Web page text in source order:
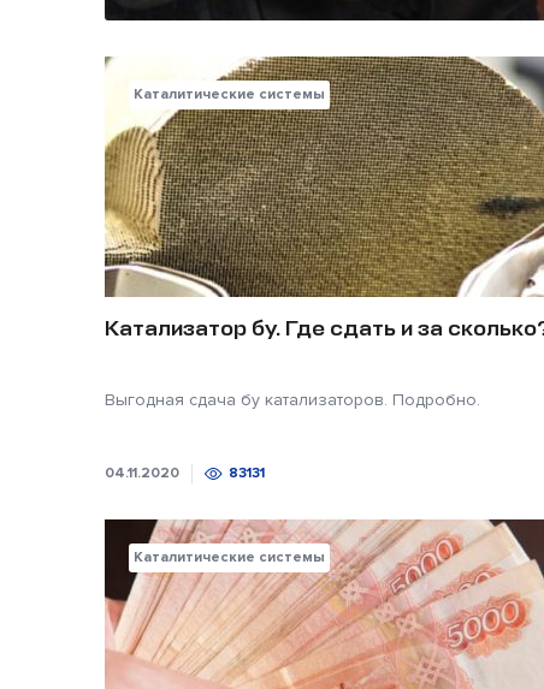
Каталитические системы
Катализатор бу. Где сдать и за
Выгодная сдача бу катализаторов. Подробно.
04.11.2020 83131
Каталитические системы